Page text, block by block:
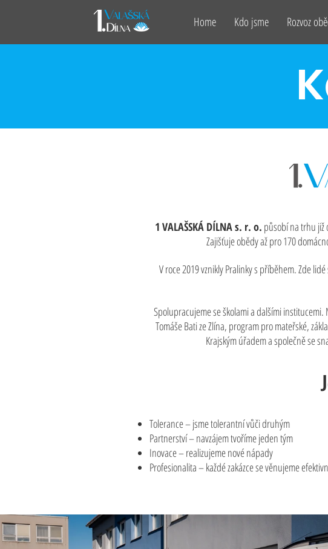
Home Kdo jsme Rozvoz
1 VALAŠSKÁ DÍLNA s. r. o. působí na trhu již
Zajišťuje obědy až pro 170
V roce 2019 vznikly Pralinky s příběhem. Zde
Spolupracujeme se školami a dalšími
Tomáše Bati ze Zlína, program pro mateřské,
Krajským úřadem a společně se
Tolerance – jsme tolerantní vůči druhým
Partnerství – navzájem tvoříme jeden tým
Inovace – realizujeme nové nápady
Profesionalita – každé zakázce se věnujeme